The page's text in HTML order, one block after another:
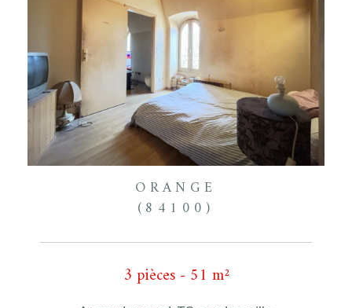
ORANGE
(84100)
3 pièces - 51 m²